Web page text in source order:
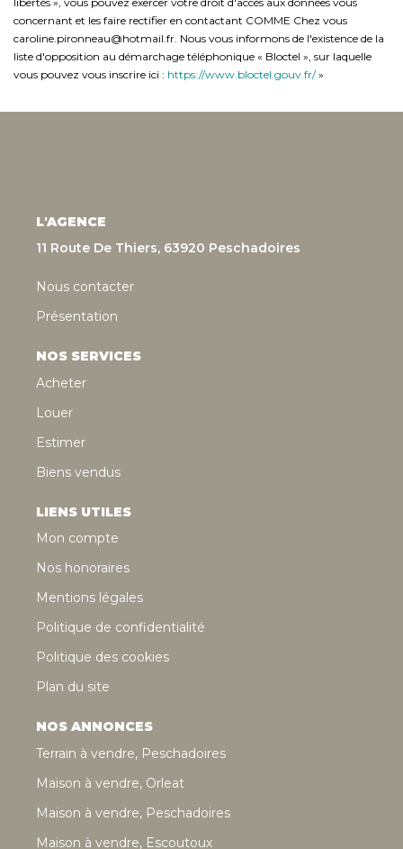
concernant et les faire rectifier en contactant COMME Chez vous
caroline.pironneau@hotmail.fr. Nous vous informons de l'existence de la
liste d'opposition au démarchage téléphonique « Bloctel », sur laquelle
vous pouvez vous inscrire ici : https://www.bloctel.gouv.fr/»
L'AGENCE
11 Route De Thiers, 63920 Peschadoires
Nous contacter
Présentation
NOS SERVICES
Acheter
Louer
Estimer
Biens vendus
LIENS UTILES
Mon compte
Nos honoraires
Mentions légales
Politique de confidentialité
Politique des cookies
Plan du site
NOS ANNONCES
Terrain à vendre, Peschadoires
Maison à vendre, Orleat
Maison à vendre, Peschadoires
Maison à vendre, Escoutoux